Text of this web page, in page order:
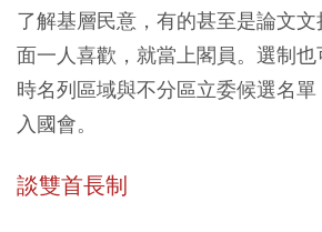
了解基層民意，有的甚至是論文
面一人喜歡，就當上閣員。選制
時名列區域與不分區立委候選名
入國會。
談雙首長制